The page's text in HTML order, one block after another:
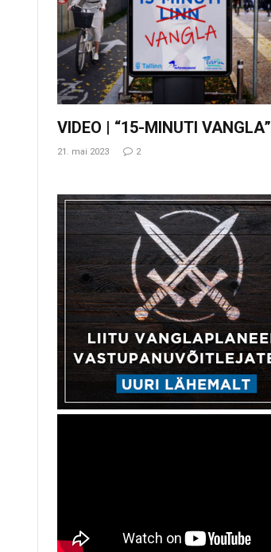
VIDEO | “15-MINUTI VANGLA”
21. mai 2023 2